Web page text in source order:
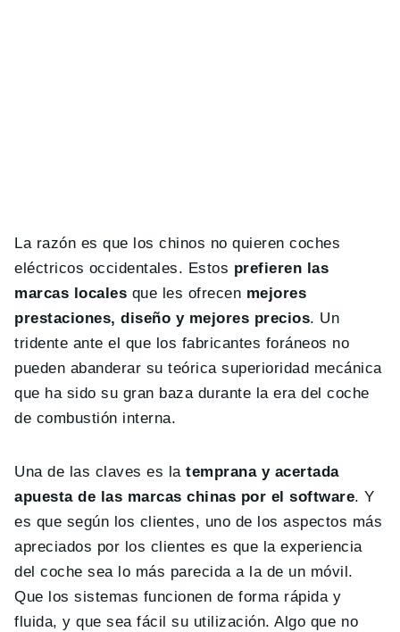
La razón es que los chinos no quieren coches
eléctricos occidentales. Estos prefieren las
marcas locales que les ofrecen mejores
prestaciones, diseño y mejores precios. Un
tridente ante el que los fabricantes foráneos no
pueden abanderar su teórica superioridad mecánica
que ha sido su gran baza durante la era del coche
de combustión interna.
Una de las claves es la temprana y acertada
apuesta de las marcas chinas por el software. Y
es que según los clientes, uno de los aspectos más
apreciados por los clientes es que la experiencia
del coche sea lo más parecida a la de un móvil.
Que los sistemas funcionen de forma rápida y
fluida, y que sea fácil su utilización. Algo que no